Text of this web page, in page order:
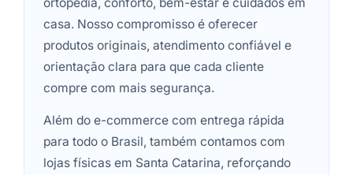
casa. Nosso compromisso é oferecer
produtos originais, atendimento confiável e
orientação clara para que cada cliente
compre com mais segurança.
Além do e-commerce com entrega rápida
para todo o Brasil, também contamos com
lojas físicas em Santa Catarina, reforçando